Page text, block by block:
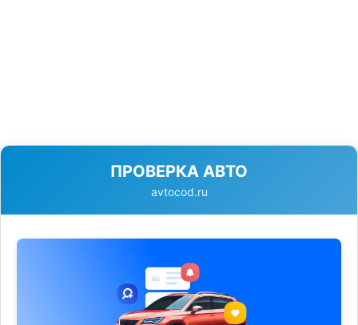
ПРОВЕРКА АВТО
avtocod.ru